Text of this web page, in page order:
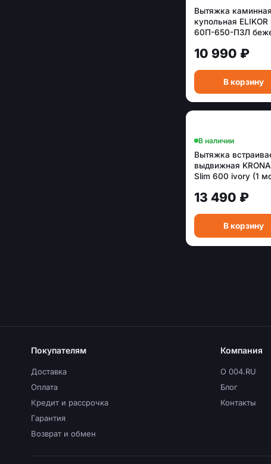
Вытяжка каминная
купольная
60П-650-П3Л
10 990 ₽
В корзину
В наличии
Вытяжка
выдвижная
Slim 600 ivory (1
13 490 ₽
В корзину
Покупателям
Доставка
Оплата
Кредит и рассрочка
Гарантия
Возврат и обмен
Компания
О 004.RU
Блог
Контакты